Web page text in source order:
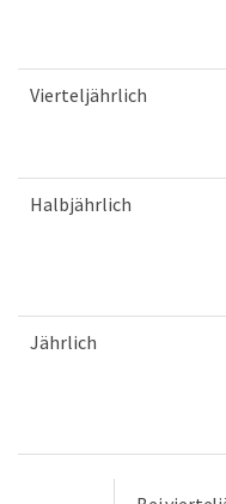
Vierteljährlich
Halbjährlich
Jährlich